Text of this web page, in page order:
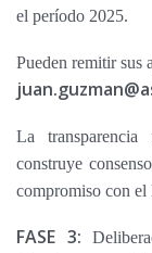
el período 2025.
Pueden remitir sus
La
construye
compromiso con el
FASE 3: